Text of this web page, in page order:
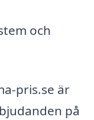
och
pris.se är
på